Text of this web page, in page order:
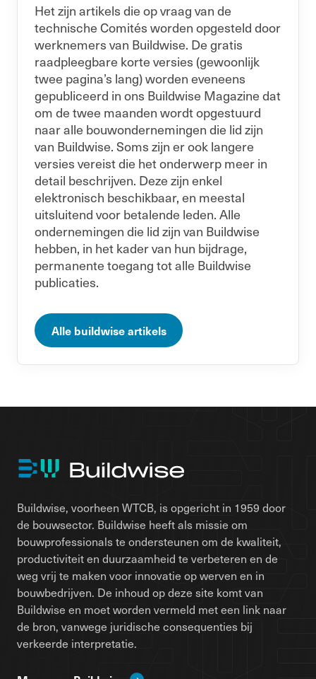
Het zijn artikels die op vraag van de
technische Comités worden opgesteld door
werknemers van Buildwise. De gratis
raadpleegbare korte versies (gewoonlijk
twee pagina’s lang) worden eveneens
gepubliceerd in ons Buildwise Magazine dat
om de twee maanden wordt opgestuurd
naar alle bouwondernemingen die lid zijn
van Buildwise. Soms zijn er ook langere
versies vereist die het onderwerp meer in
detail beschrijven. Deze zijn enkel
elektronisch beschikbaar, en meestal
uitsluitend voor betalende leden. Alle
ondernemingen die lid zijn van Buildwise
hebben, in het kader van hun bijdrage,
permanente toegang tot alle Buildwise
publicaties.
Alle buildwise artikels
Buildwise, voorheen WTCB, is opgericht in 1959 door
de bouwsector. Buildwise heeft als missie om
bouwprofessionals te ondersteunen om de kwaliteit,
productiviteit en duurzaamheid te verbeteren en de
weg vrij te maken voor innovatie op werven en in
bouwbedrijven. De inhoud op deze site komt van
Buildwise en moet worden vermeld met een link naar
de bron, vanwege juridische consequenties bij
verkeerde interpretatie.